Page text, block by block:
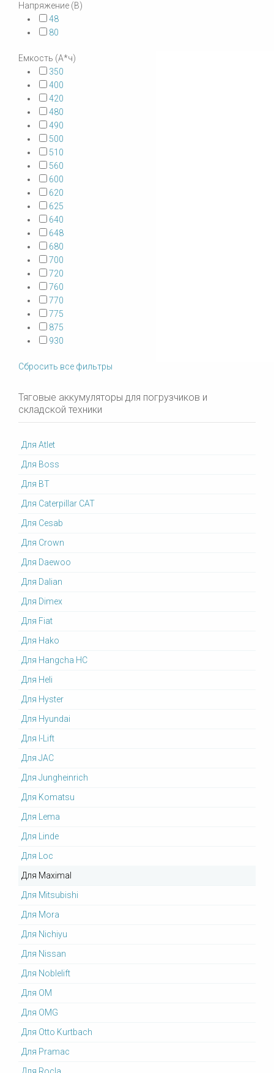
Напряжение (В)
48
80
Емкость (А*ч)
350
400
420
480
490
500
510
560
600
620
625
640
648
680
700
720
760
770
775
875
930
Сбросить все фильтры
Тяговые аккумуляторы для погрузчиков и
складской техники
Для Atlet
Для Boss
Для BT
Для Caterpillar CAT
Для Cesab
Для Crown
Для Daewoo
Для Dalian
Для Dimex
Для Fiat
Для Hako
Для Hangcha HC
Для Heli
Для Hyster
Для Hyundai
Для I-Lift
Для JAC
Для Jungheinrich
Для Komatsu
Для Lema
Для Linde
Для Loc
Для Maximal
Для Mitsubishi
Для Mora
Для Nichiyu
Для Nissan
Для Noblelift
Для OM
Для OMG
Для Otto Kurtbach
Для Pramac